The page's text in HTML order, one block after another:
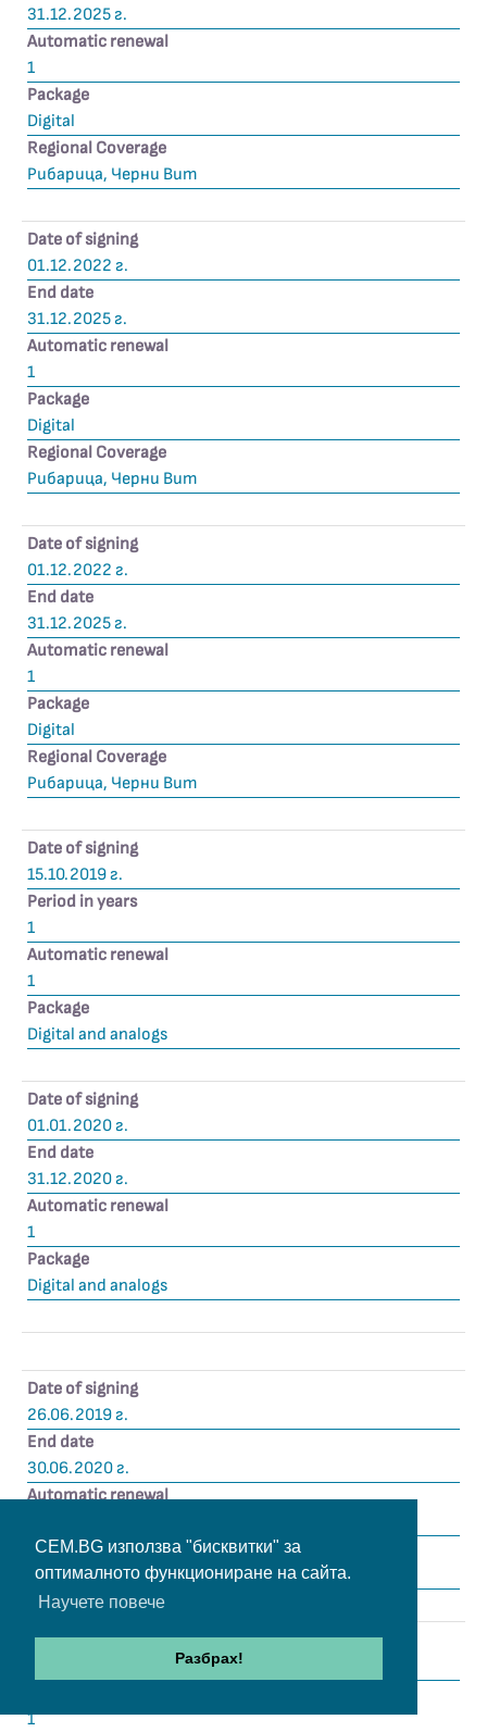
CEM.BG използва "бисквитки" за
оптималното функциониране на сайта.
Научете повече
Разбрах!
31.12.2025 г.
Automatic renewal
1
Package
Digital
Regional Coverage
Рибарица, Черни Вит
Date of signing
01.12.2022 г.
End date
31.12.2025 г.
Automatic renewal
1
Package
Digital
Regional Coverage
Рибарица, Черни Вит
Date of signing
01.12.2022 г.
End date
31.12.2025 г.
Automatic renewal
1
Package
Digital
Regional Coverage
Рибарица, Черни Вит
Date of signing
15.10.2019 г.
Period in years
1
Automatic renewal
1
Package
Digital and analogs
Date of signing
01.01.2020 г.
End date
31.12.2020 г.
Automatic renewal
1
Package
Digital and analogs
Date of signing
26.06.2019 г.
End date
30.06.2020 г.
Automatic renewal
Package
Digital and analogs
Date of signing
1